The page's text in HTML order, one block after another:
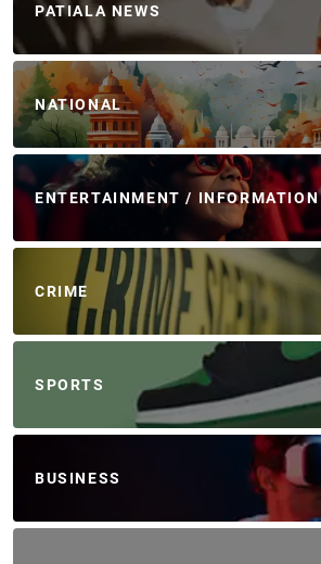
PATIALA NEWS
NATIONAL
ENTERTAINMENT / INFORMATION
CRIME
SPORTS
BUSINESS